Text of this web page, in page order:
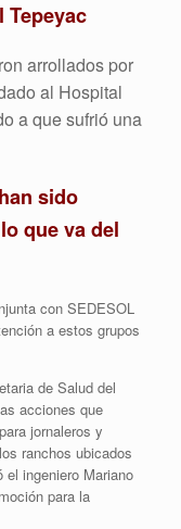
Tepeyac
arrollados por
al Hospital
a que sufrió una
sido
que va del
con SEDESOL
a estos grupos
de Salud del
acciones que
jornaleros y
ranchos ubicados
ingeniero Mariano
para la